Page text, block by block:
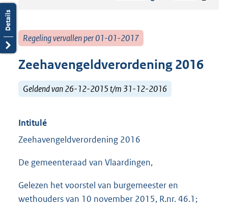
Regeling vervallen per 01-01-2017
Zeehavengeldverordening 2016
Geldend van 26-12-2015 t/m 31-12-2016
Intitulé
Zeehavengeldverordening 2016
De gemeenteraad van Vlaardingen,
Gelezen het voorstel van burgemeester en
wethouders van 10 november 2015, R.nr. 46.1;